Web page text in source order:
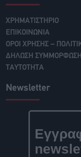
ΧΡΗΜΑΤΙΣΤΗΡΙΟ
ΕΠΙΚΟΙΝΩΝΙΑ
ΟΡΟΙ ΧΡΗΣΗΣ –
ΔΗΛΩΣΗ
ΤΑΥΤΟΤΗΤΑ
Newsletter